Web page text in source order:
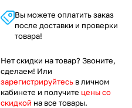
Вы можете оплатить заказ
после доставки и проверки
товара!
Нет скидки на товар? Звоните,
сделаем! Или
зарегистрируйтесь в личном
кабинете и получите цены со
скидкой на все товары.